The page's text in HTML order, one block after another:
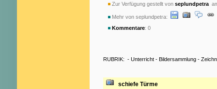
Zur Verfügung gestellt von seplundpetra
Mehr von seplundpetra:
Kommentare: 0
RUBRIK: - Unterricht - Bildersammlung -
schiefe Türme